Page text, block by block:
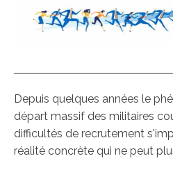
Depuis quelques années le
départ massif des militaires
difficultés de recrutement
réalité concrète qui ne peut